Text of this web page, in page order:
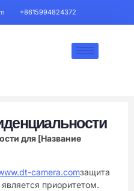
+8615994824372
для [Название
camera.comзащита
приоритетом.